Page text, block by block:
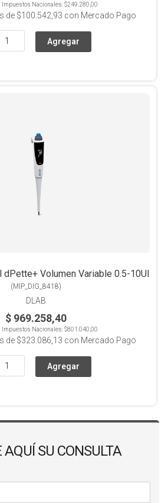
Impuestos Nacionales:$249.280,00
de $100.542,93 con Mercado Pago
Volumen Variable 0.5-10Ul
(MIP_DIG_8418)
DLAB
$ 969.258,40
Impuestos Nacionales:$801.040,00
de $323.086,13 con Mercado Pago
AQUÍ SU CONSULTA